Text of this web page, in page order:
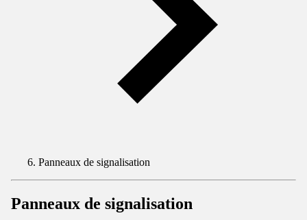
Panneaux de signalisation
Panneaux de signalisation